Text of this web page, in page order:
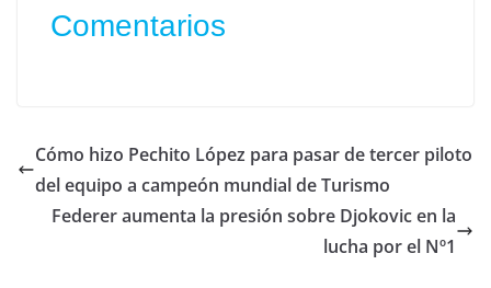
Comentarios
Cómo hizo Pechito López para pasar de tercer piloto
del equipo a campeón mundial de Turismo
Federer aumenta la presión sobre Djokovic en la
lucha por el Nº1